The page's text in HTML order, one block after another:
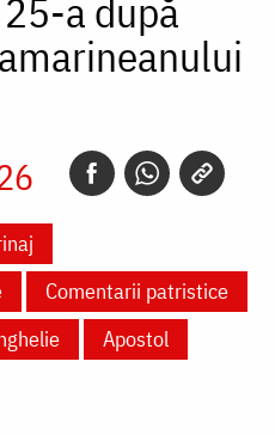
a după
Comentarii patristice
Apostol